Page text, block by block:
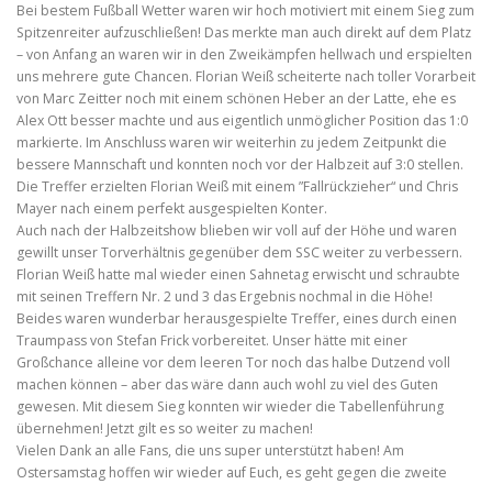
Bei bestem Fußball Wetter waren wir hoch motiviert mit einem Sieg zum
Spitzenreiter aufzuschließen! Das merkte man auch direkt auf dem Platz
– von Anfang an waren wir in den Zweikämpfen hellwach und erspielten
uns mehrere gute Chancen. Florian Weiß scheiterte nach toller Vorarbeit
von Marc Zeitter noch mit einem schönen Heber an der Latte, ehe es
Alex Ott besser machte und aus eigentlich unmöglicher Position das 1:0
markierte. Im Anschluss waren wir weiterhin zu jedem Zeitpunkt die
bessere Mannschaft und konnten noch vor der Halbzeit auf 3:0 stellen.
Die Treffer erzielten Florian Weiß mit einem ”Fallrückzieher“ und Chris
Mayer nach einem perfekt ausgespielten Konter.
Auch nach der Halbzeitshow blieben wir voll auf der Höhe und waren
gewillt unser Torverhältnis gegenüber dem SSC weiter zu verbessern.
Florian Weiß hatte mal wieder einen Sahnetag erwischt und schraubte
mit seinen Treffern Nr. 2 und 3 das Ergebnis nochmal in die Höhe!
Beides waren wunderbar herausgespielte Treffer, eines durch einen
Traumpass von Stefan Frick vorbereitet. Unser hätte mit einer
Großchance alleine vor dem leeren Tor noch das halbe Dutzend voll
machen können – aber das wäre dann auch wohl zu viel des Guten
gewesen. Mit diesem Sieg konnten wir wieder die Tabellenführung
übernehmen! Jetzt gilt es so weiter zu machen!
Vielen Dank an alle Fans, die uns super unterstützt haben! Am
Ostersamstag hoffen wir wieder auf Euch, es geht gegen die zweite